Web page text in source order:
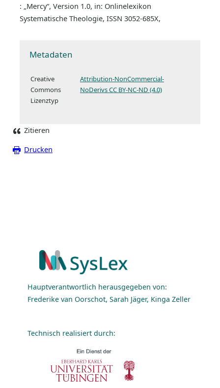
: „Mercy“, Version 1.0, in: Onlinelexikon
Systematische Theologie, ISSN 3052-685X,
Metadaten
Creative
Commons
Lizenztyp
Attribution-NonCommercial-
NoDerivs CC BY-NC-ND (4.0)
Zitieren
Drucken
Hauptverantwortlich herausgegeben von:
Frederike van Oorschot, Sarah Jäger, Kinga Zeller
Technisch realisiert durch: